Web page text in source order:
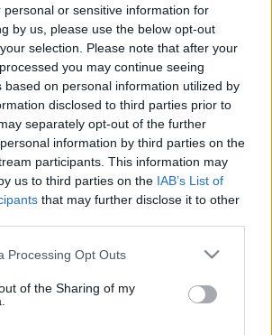
personal or sensitive information for
by us, please use the below opt-out
selection. Please note that after your
you may continue seeing
based on personal information utilized by
disclosed to third parties prior to
separately opt-out of the further
information by third parties on the
participants. This information may
us to third parties on the IAB’s List of
that may further disclose it to other
website/app uses one or more Google
or usage behaviour. You may click to
to Google and its third-party tags to
specified purposes in below Google
Processing Opt Outs
of the Sharing of my
15.
Svájcban újságíró, békés élete van,
fel nem hívja a figyelmét egy
rokonát, Margit nénit azzal
ben egy partin vendégeivel
180 munkaszolgálatos zsidót.
nem hagyja hidegen,
ereje című könyve a jó